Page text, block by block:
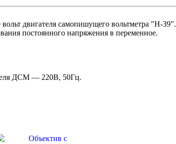
двигателя самопишущего вольтметра "Н-39".
постоянного напряжения в переменное.
ДСМ — 220В, 50Гц.